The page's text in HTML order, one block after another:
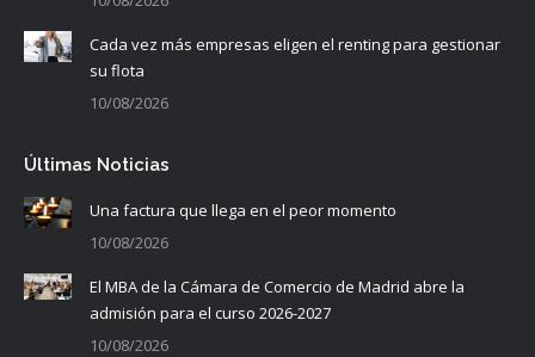
Cada vez más empresas eligen el renting para gestionar
su flota
10/08/2026
Últimas Noticias
Una factura que llega en el peor momento
10/08/2026
El MBA de la Cámara de Comercio de Madrid abre la
admisión para el curso 2026-2027
10/08/2026